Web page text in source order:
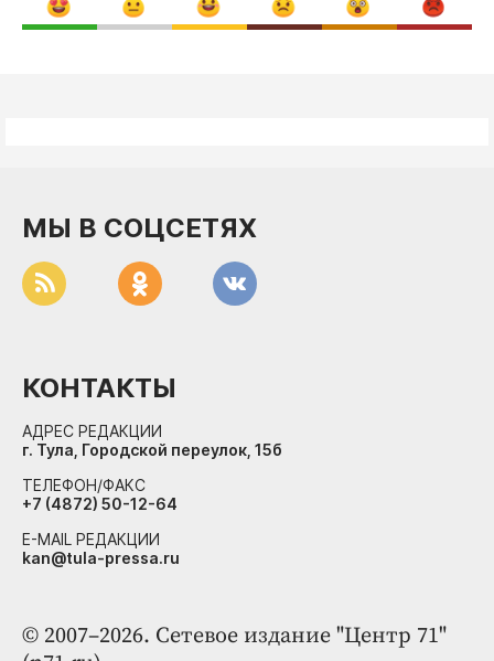
© 2007–2026. Сетевое издание "Центр 71"
МЫ В СОЦСЕТЯХ
КОНТАКТЫ
АДРЕС РЕДАКЦИИ
г. Тула, Городской переулок, 15б
ТЕЛЕФОН/ФАКС
+7 (4872) 50-12-64
E-MAIL РЕДАКЦИИ
kan@tula-pressa.ru